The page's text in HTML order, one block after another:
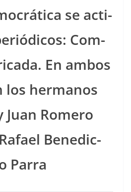
se acti­
Com­
En ambos
los her­manos
Juan Romero
Bene­dic­
Parra